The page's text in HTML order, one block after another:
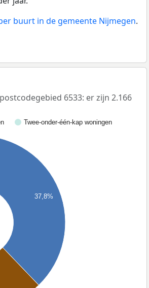
buurt in de gemeente Nijmegen.
6533: er zijn 2.166
Twee-onder-één-kap woningen
37,8%